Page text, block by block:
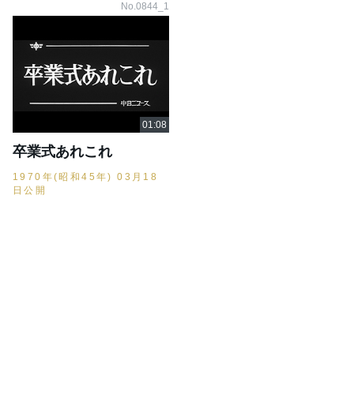
No.0844_1
卒業式あれこれ
1970年(昭和45年) 03月18
日公開